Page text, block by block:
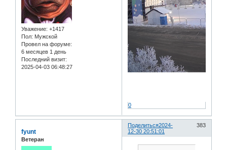
Уважение: +1417
Пол: Мужской
Провел на форуме:
6 месяцев 1 день
Последний визит:
2025-04-03 06:48:27
0
Поделиться 383
2024-
12-30 20:51:01
fyunt
Ветеран